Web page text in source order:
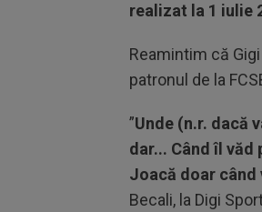
realizat la 1 iulie
Reamintim că
patronul de la
”Unde (n.r. dacă
dar... Când îl văd
Joacă doar când
Becali, la Digi